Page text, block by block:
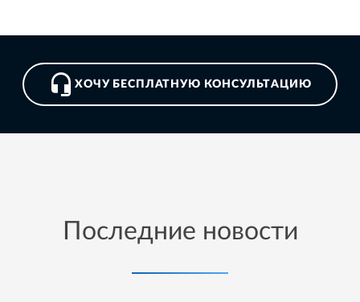
ХОЧУ БЕСПЛАТНУЮ КОНСУЛЬТАЦИЮ
Последние новости